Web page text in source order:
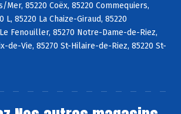
85220 Coëx, 85220 Commequiers,
L, 85220 La Chaize-Giraud, 85220
Fenouiller, 85270 Notre-Dame-de-Riez,
de-Vie, 85270 St-Hilaire-de-Riez, 85220 St-